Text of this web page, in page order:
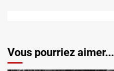
Vous pourriez aimer...